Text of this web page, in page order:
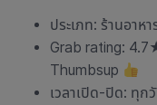
ประเภท: ร้านอาห
Grab rating:
Thumbsup
เวลาเปิด-ปิด: ทุก